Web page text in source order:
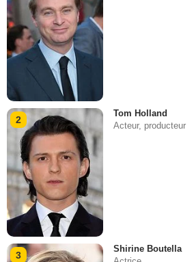
2
Tom Holland
Acteur, producteur
3
Shirine Boutella